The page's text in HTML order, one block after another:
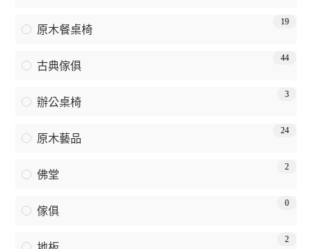
原木餐桌椅
19
古典傢俱
44
辦公桌椅
3
原木藝品
24
佛堂
2
傢俱
0
2